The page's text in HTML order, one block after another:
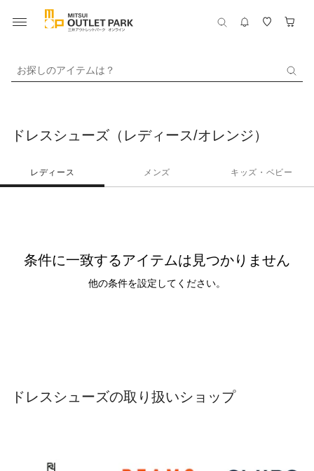
お探しのアイテムは？
ドレスシューズ（レディース/オレンジ）
レディース メンズ キッズ・ベビー
条件に一致するアイテムは見つかりません
他の条件を設定してください。
ドレスシューズの取り扱いショップ